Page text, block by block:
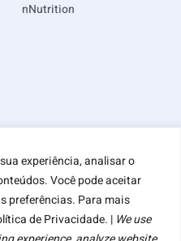
experiência, analisar o
Você pode aceitar
preferências. Para mais
de Privacidade. | We use
nNutrition